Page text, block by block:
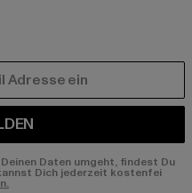
Daten umgeht, findest Du
Dich jederzeit kostenfei